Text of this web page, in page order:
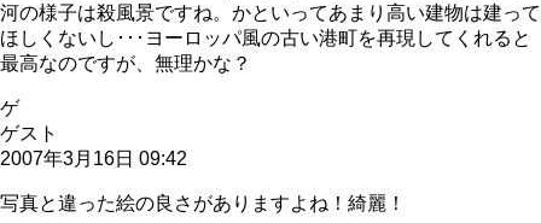
河の様子は殺風景ですね。かといってあまり高い建物は建って
ほしくないし･･･ヨーロッパ風の古い港町を再現してくれると
最高なのですが、無理かな？
ゲ
ゲスト
2007年3月16日 09:42
写真と違った絵の良さがありますよね！綺麗！